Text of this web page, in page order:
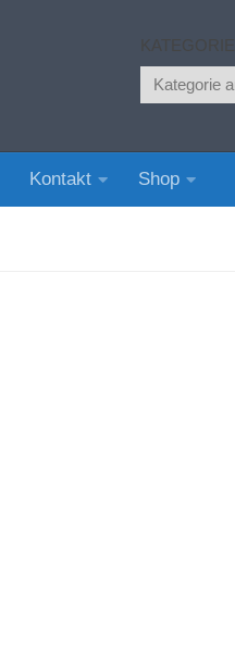
Kategorien
Kontakt Shop